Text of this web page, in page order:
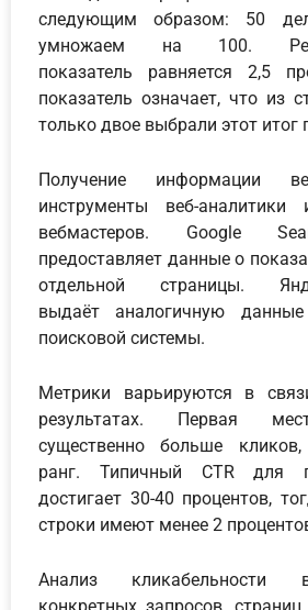
следующим образом: 50
умножаем на 100.
показатель равняется 2,5
показатель означает, что из
только двое выбрали этот итог
Получение информации
инструменты веб-аналитики
вебмастеров. Google
предоставляет данные о
отдельной страницы.
выдаёт аналогичную
поисковой системы.
Метрики варьируются в
результатах. Первая
существенно больше
ранг. Типичный CTR для
достигает 30-40 процентов,
строки имеют менее 2
Анализ кликабельности